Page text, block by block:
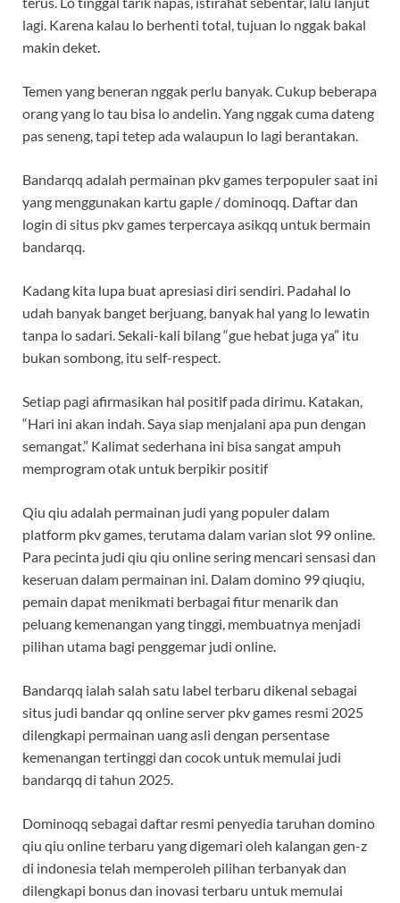
lagi. Karena kalau lo berhenti total, tujuan lo nggak bakal
makin deket.
Temen yang beneran nggak perlu banyak. Cukup beberapa
orang yang lo tau bisa lo andelin. Yang nggak cuma dateng
pas seneng, tapi tetep ada walaupun lo lagi berantakan.
Bandarqq adalah permainan pkv games terpopuler saat ini
yang menggunakan kartu gaple / dominoqq. Daftar dan
login di situs pkv games terpercaya asikqq untuk bermain
bandarqq.
Kadang kita lupa buat apresiasi diri sendiri. Padahal lo
udah banyak banget berjuang, banyak hal yang lo lewatin
tanpa lo sadari. Sekali-kali bilang “gue hebat juga ya” itu
bukan sombong, itu self-respect.
Setiap pagi afirmasikan hal positif pada dirimu. Katakan,
“Hari ini akan indah. Saya siap menjalani apa pun dengan
semangat.” Kalimat sederhana ini bisa sangat ampuh
memprogram otak untuk berpikir positif
Qiu qiu adalah permainan judi yang populer dalam
platform pkv games, terutama dalam varian slot 99 online.
Para pecinta judi qiu qiu online sering mencari sensasi dan
keseruan dalam permainan ini. Dalam domino 99 qiuqiu,
pemain dapat menikmati berbagai fitur menarik dan
peluang kemenangan yang tinggi, membuatnya menjadi
pilihan utama bagi penggemar judi online.
Bandarqq ialah salah satu label terbaru dikenal sebagai
situs judi bandar qq online server pkv games resmi 2025
dilengkapi permainan uang asli dengan persentase
kemenangan tertinggi dan cocok untuk memulai judi
bandarqq di tahun 2025.
Dominoqq sebagai daftar resmi penyedia taruhan domino
qiu qiu online terbaru yang digemari oleh kalangan gen-z
di indonesia telah memperoleh pilihan terbanyak dan
dilengkapi bonus dan inovasi terbaru untuk memulai